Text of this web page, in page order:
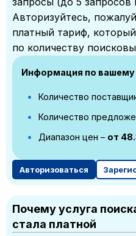
Авторизуйтесь,
платный тариф,
по количеству
Информация по вашему
Количество
Количество
Диапазон цен – от
Авторизоваться
Почему услуга
стала платной